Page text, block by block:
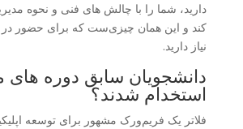
دارید، شما را با چالش هاى فنى و نحوه
كند و اين همان چيزى‌ست كه برای حضور در
نياز داريد.
دانشجویان سابق دوره های
استخدام شدند؟
فلاتر یک فریم‌ورک مشهور برای توسعه